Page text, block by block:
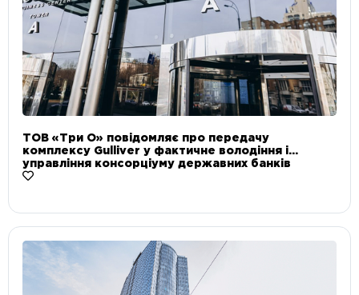
ТОВ «Три О» повідомляє про передачу
комплексу Gulliver у фактичне володіння і
управління консорціуму державних банків